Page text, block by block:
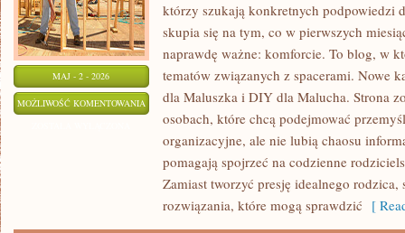
MAJ - 2 - 2026
MOŻLIWOŚĆ KOMENTOWANIA PODRÓŻE
DZIECKIEM
którzy szukają konkretnych podpowiedzi
skupia się na tym, co w pierwszych
naprawdę ważne: komforcie. To blog, w
tematów związanych z spacerami. Nowe
dla Maluszka i DIY dla Malucha. Strona
osobach, które chcą podejmować
organizacyjne, ale nie lubią chaosu
pomagają spojrzeć na codzienne
Zamiast tworzyć presję idealnego rodzica,
rozwiązania, które mogą sprawdzić [